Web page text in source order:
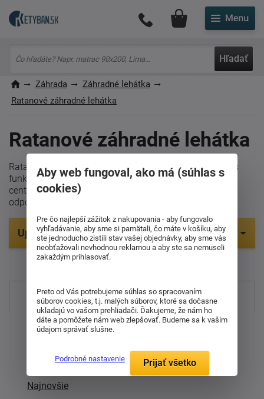
Hľadať
Môj účet
Záhrada
Záhradné lehátka
Ratanové záhradné lehátka
Ratanové záhradné lehátka
Ratanové záhradné lehátka kombinujú prírodnú krásu s
funkčnosťou. Štýlové, odolné a pohodlné, stávajú sa
centrálnym prvkom každej záhrady pre relaxáciu a
odpočinok.
Upresniť parametre
Položiek na zobrazenie:
Najpredávanejšie
Od najdrahšieho
Od najlacnejšieho
Najnovšie
Aby web fungoval, ako má (súhlas s
cookies)
Pre čo najlepší zážitok z nakupovania - aby fungovalo
vyhľadávanie, aby sme si pamätali, čo máte v košíku, aby
ste jednoducho zistili stav vašej objednávky, aby sme vás
neobťažovali nevhodnou reklamou a aby ste sa nemuseli
zakaždým prihlasovať.
Preto od Vás potrebujeme súhlas so spracovaním
súborov cookies, t.j. malých súborov, ktoré sa dočasne
ukladajú vo vašom prehliadači. Ďakujeme, že nám ho
dáte a pomôžete nám web zlepšovať. Budeme sa k vašim
údajom správať slušne.
Podrobné nastavenie Prijať všetko